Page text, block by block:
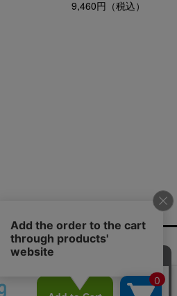
9,460円（税込）
お問い合わせ 実店舗情報
特定商取引法に基づく表記